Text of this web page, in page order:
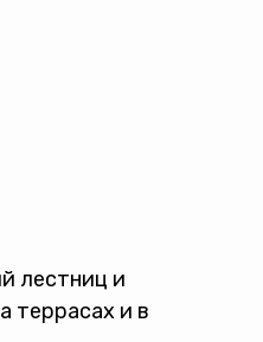
лестниц и
террасах и в